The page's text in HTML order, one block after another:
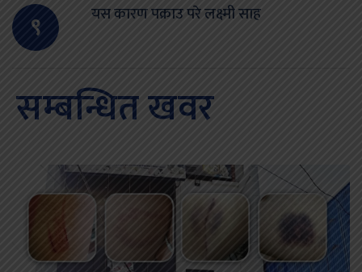
९ यस कारण पक्राउ परे लक्ष्मी साह
सम्बन्धित खवर